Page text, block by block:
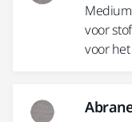
voor
voor